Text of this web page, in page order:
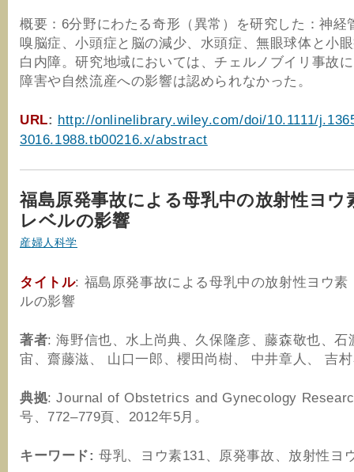
概要：6分野にわたる奇形（異常）を研究した：神経
嗅脳症、小頭症と脳の減少、水頭症、無眼球体と小
白内障。研究地域においては、チェルノブイリ事故
障害や自然流産への影響は認められなかった。
URL: http://onlinelibrary.wiley.com/doi/10.1111/
3016.1988.tb00216.x/abstract
福島原発事故による母乳中の放射性ヨウ
レベルの影響
産婦人科学
タイトル: 福島原発事故による母乳中の放射性ヨウ
ルの影響
著者: 海野信也、水上尚典、久保隆彦、藤森敬也、石
宙、齋藤滋、 山口一郎、櫻田尚樹、 中井章人、 吉
典拠: Journal of Obstetrics and Gynecology
号、772–779頁、2012年5月。
キーワード: 母乳、ヨウ素131、原発事故、放射性ヨ